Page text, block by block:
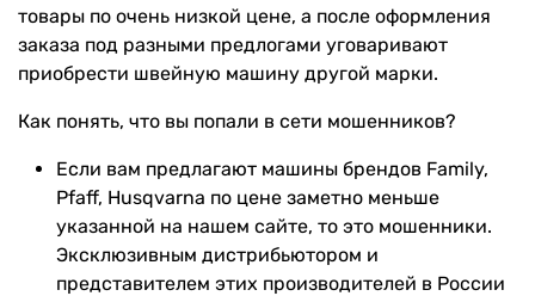
товары по очень низкой цене, а после оформления
заказа под разными предлогами уговаривают
приобрести швейную машину другой марки.
Как понять, что вы попали в сети мошенников?
Если вам предлагают машины брендов Family,
Pfaff, Husqvarna по цене заметно меньше
указанной на нашем сайте, то это мошенники.
Эксклюзивным дистрибьютором и
представителем этих производителей в России